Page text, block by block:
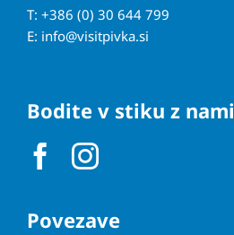
T: +386 (0) 30 644 799
E: info@visitpivka.si
Bodite v stiku z nami
Povezave